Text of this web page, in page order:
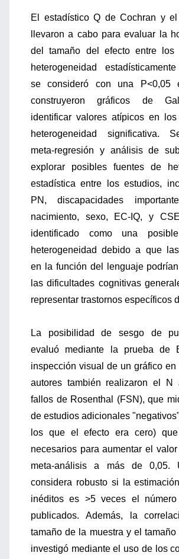
El estadístico Q de Cochran y
llevaron a cabo para evaluar la
del tamaño del efecto entre los
heterogeneidad
se consideró con una P<0,05
construyeron gráficos de
identificar valores atípicos en
heterogeneidad significativa.
meta-regresión y análisis de
explorar posibles fuentes de
estadística entre los estudios,
PN, discapacidades
nacimiento, sexo, EC-IQ, y
identificado como una
heterogeneidad debido a que
en la función del lenguaje
las dificultades cognitivas
representar trastornos específicos
La posibilidad de sesgo de
evaluó mediante la prueba de
inspección visual de un gráfico en
autores también realizaron el N
fallos de Rosenthal (FSN), que
de estudios adicionales
los que el efecto era cero)
necesarios para aumentar el
meta-análisis a más de 0,05.
considera robusto si la
inéditos es >5 veces el
publicados. Además, la
tamaño de la muestra y el
investigó mediante el uso de los